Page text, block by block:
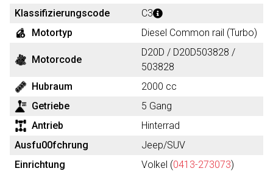
Klassifizierungscode
C3
Motortyp
Diesel Common rail (Turbo)
Motorcode
D20D / D20D503828 /
503828
Hubraum
2000 cc
Getriebe
5 Gang
Antrieb
Hinterrad
Ausfu00fchrung
Jeep/SUV
Einrichtung
Volkel (0413-273073)